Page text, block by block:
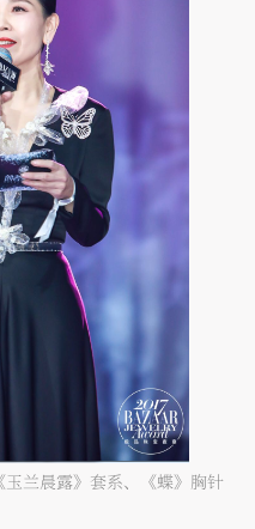
兰晨露》套系、《蝶》胸针